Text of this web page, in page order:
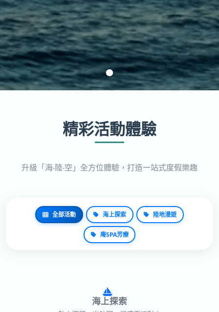
精彩活動體驗
升級「海‧陸‧空」全方位體驗，打造一站式度假樂趣
全部活動 海上探索 陸地漫遊
庵SPA芳療
海上探索